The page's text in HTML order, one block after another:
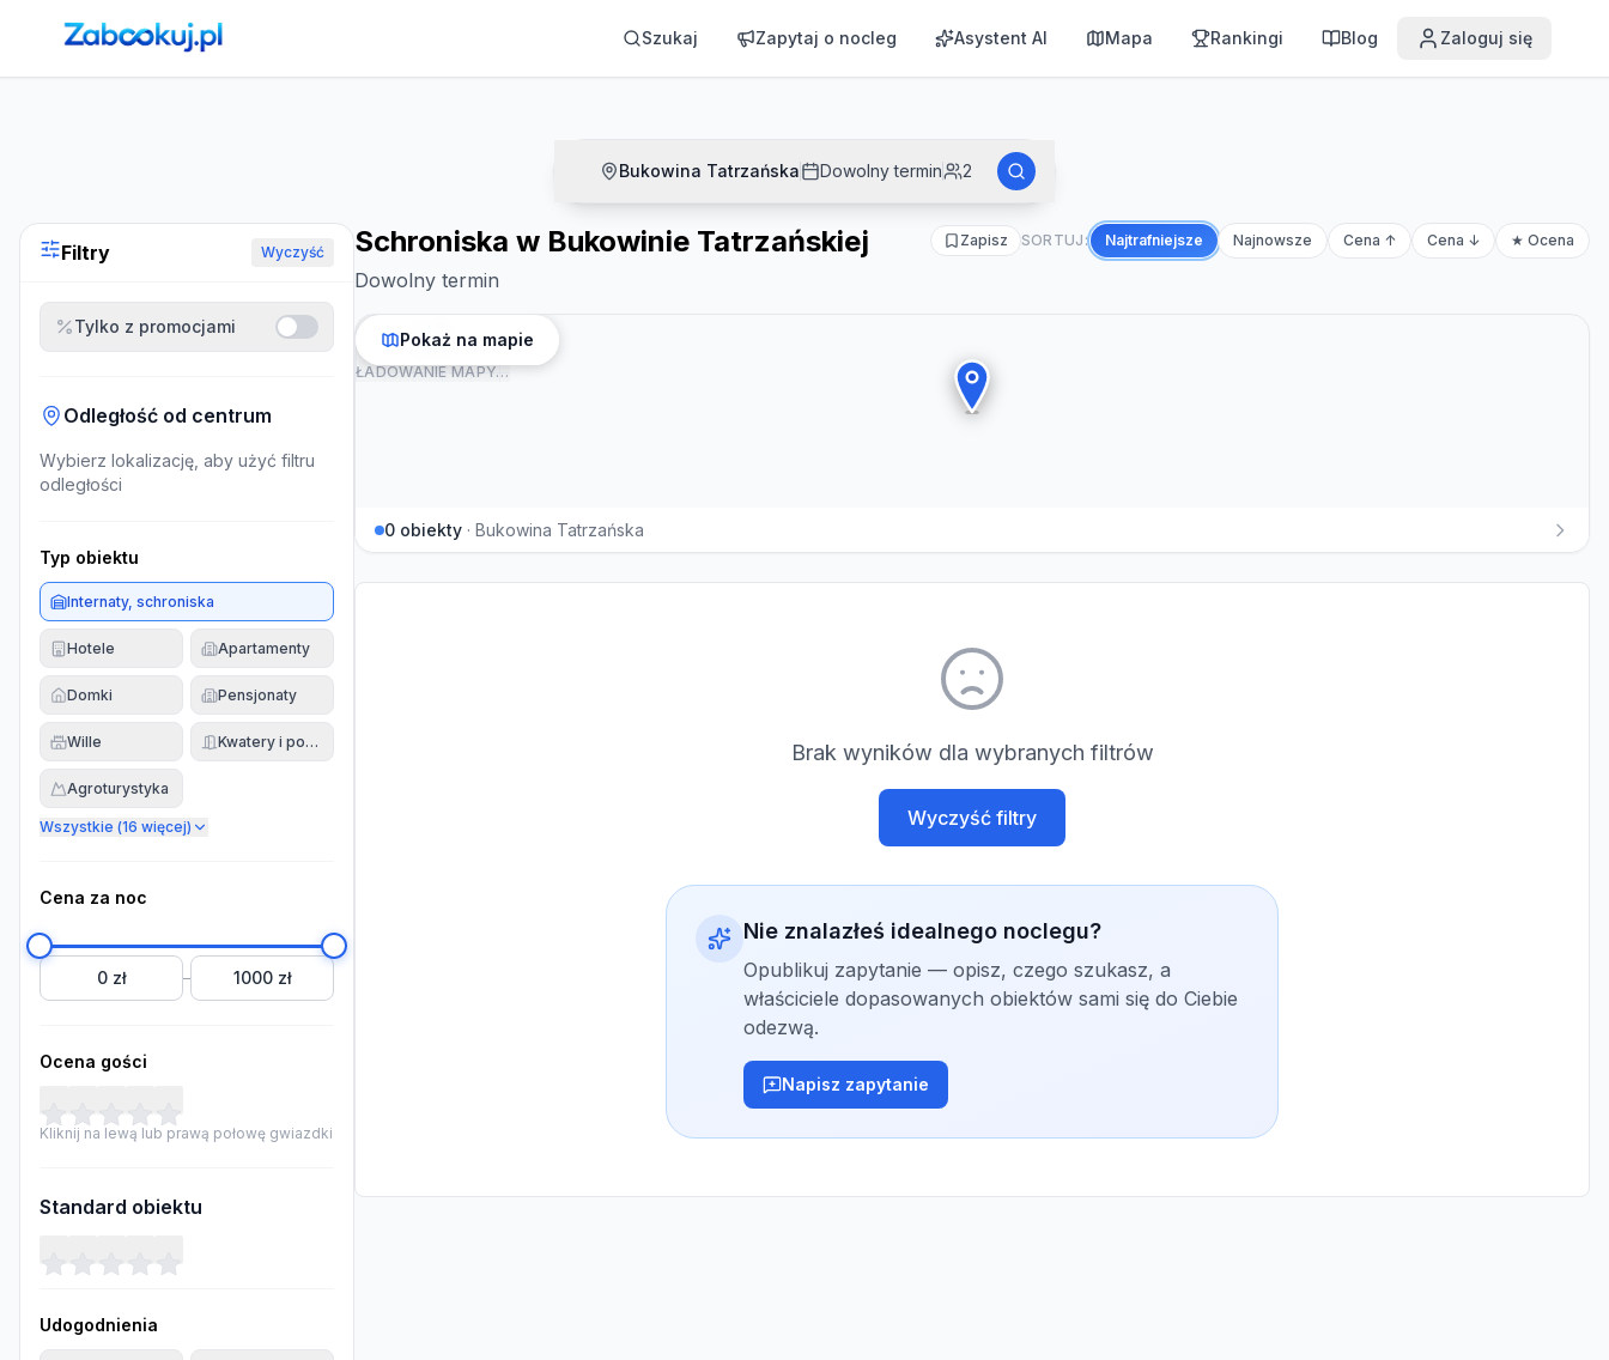
Strona główna ›Noclegi Szukaj Zapytaj o nocleg Asystent AI Mapa Rankingi Blog Zaloguj się
Bukowina Tatrzańska Dowolny termin 2
Filtry Wyczyść
Tylko z promocjami
Odległość od centrum
Wybierz lokalizację, aby użyć filtru
odległości
Typ obiektu
Internaty, schroniska
Hotele Apartamenty
Domki Pensjonaty
Wille Kwatery i pokoje
Agroturystyka
Wszystkie (16 więcej)
Cena za noc
0 zł – 1000 zł
Ocena gości
Kliknij na lewą lub prawą połowę gwiazdki
Standard obiektu
Udogodnienia
Schroniska w Bukowinie Tatrzańskiej
Dowolny termin
Zapisz SORTUJ: Najtrafniejsze Najnowsze Cena ↑ Cena ↓ ★ Ocena
ŁADOWANIE MAPY…
Pokaż na mapie
0 obiekty · Bukowina Tatrzańska
Brak wyników dla wybranych filtrów
Wyczyść filtry
Nie znalazłeś idealnego noclegu?
Opublikuj zapytanie — opisz, czego szukasz, a
właściciele dopasowanych obiektów sami się do Ciebie
odezwą.
Napisz zapytanie